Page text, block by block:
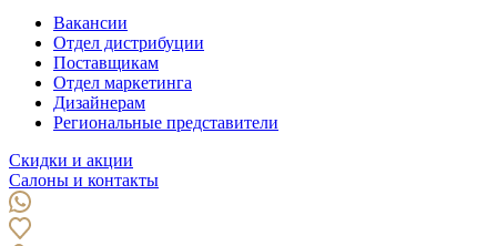
Вакансии
Отдел дистрибуции
Поставщикам
Отдел маркетинга
Дизайнерам
Региональные представители
Скидки и акции
Салоны и контакты